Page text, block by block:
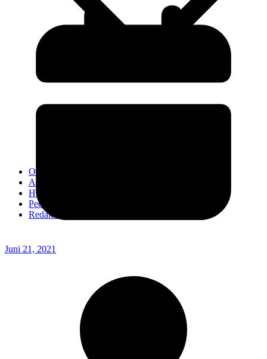
OPINI
Advertorial
Headline
Pedoman Media Ciber
Redaksi
Juni 21, 2021